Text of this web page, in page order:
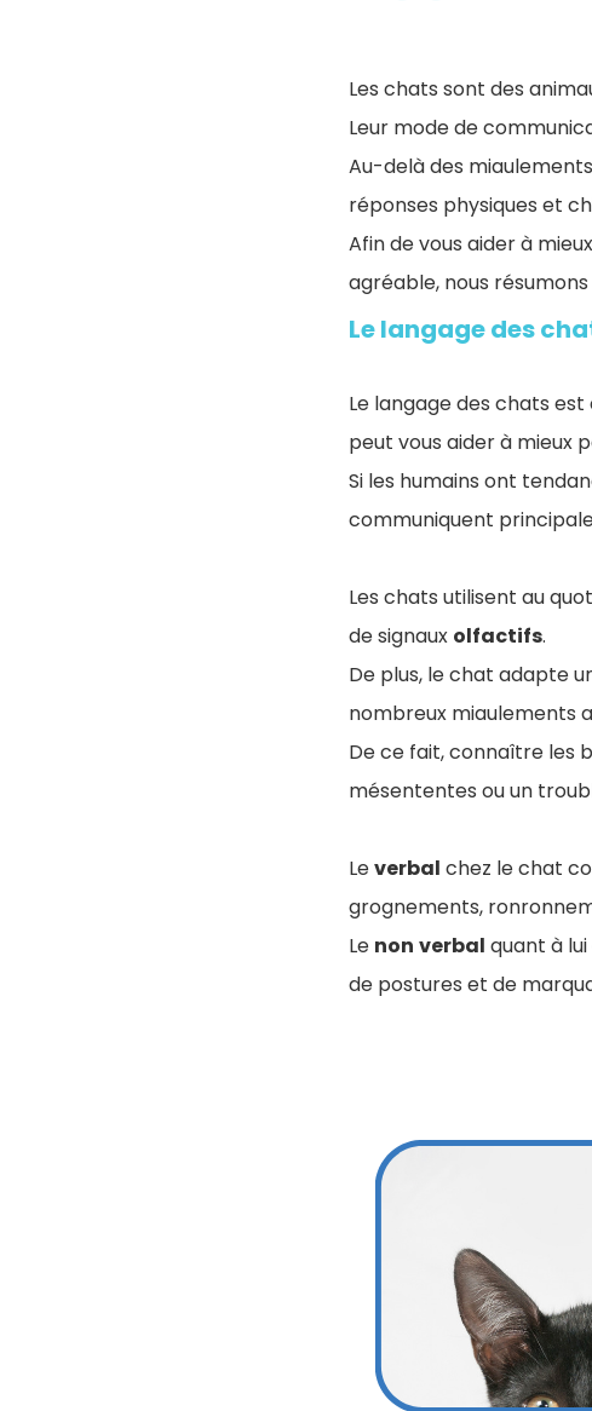
Les chats sont des
Leur mode de
Au-delà des
réponses physiques et
Afin de vous aider à
agréable, nous
Le langage des
Le langage des chats
peut vous aider à mieux
Si les humains ont
communiquent
Les chats utilisent au
de signaux olfactifs.
De plus, le chat adapte
nombreux miaulements
De ce fait, connaître les
mésententes ou un
Leverbal chez le chat
grognements,
Le non verbal quant à
de postures et de